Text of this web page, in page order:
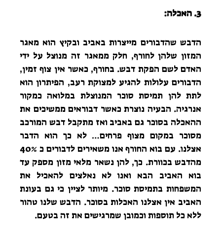
3. האכלה:
הדבש שהדבורים מייצרות באביב ובקיץ הוא מאגר
המזון שלהן לחורף, חלק ממאגר זה מנוצל על ידי
האדם לשם הפקת דבש. בחורף, כאשר אין צוף זמין,
הדבורים עלולות להגיע למצוקת רעב, הפיתרון הוא
לתת להן תמיסת סוכר המנוצלת במלואה כמקור
אנרגיה. הבעיה נוצרת כאשר דבוראים ממשיכים את
ההאכלה בסוכר גם באביב ואז מתקבל דבש המורכב
מסוכר במקום מצוף פרחים… לא כך הוא הדבר
אצלנו. עם בוא החורף אנו משאירים לדבורים כ 40%
מהדבש בכוורת. כך, להן נשאר מלאי מזון מספק עד
בוא האביב הבא ואנו לא נאלצים להאכיל את
המשפחות בתמיסת סוכר. מיותר לציין כי גם בעונת
האביב אין אצלנו האכלות בסוכר. הדבש שלנו טהור
ללא כל תוספות וכמובן שמרגישים את זה בטעם.